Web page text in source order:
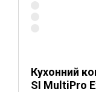
Кухонний
SI MultiPro